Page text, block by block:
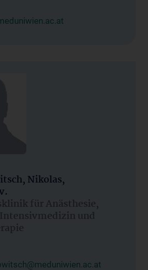
Nikolas,
für Anästhesie,
und